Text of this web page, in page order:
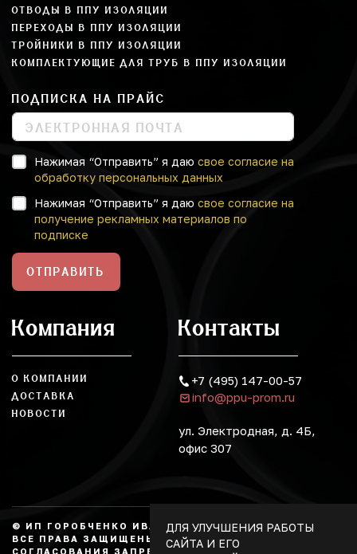
ОТВОДЫ В ППУ ИЗОЛЯЦИИ
ПЕРЕХОДЫ В ППУ ИЗОЛЯЦИИ
ТРОЙНИКИ В ППУ ИЗОЛЯЦИИ
КОМПЛЕКТУЮЩИЕ ДЛЯ ТРУБ В ППУ ИЗОЛЯЦИИ
ПОДПИСКА НА ПРАЙС
Нажимая “Отправить” я даю свое согласие на
обработку персональных данных
Нажимая “Отправить” я даю свое согласие на
получение рекламных материалов по
подписке
ОТПРАВИТЬ
Компания
О КОМПАНИИ
ДОСТАВКА
НОВОСТИ
Контакты
+7 (495) 147-00-57
info@ppu-prom.ru
ул. Электродная, д. 4Б,
офис 307
© ИП ГОРОБЧЕНКО ИВАН АЛЕКСАНДРОВИЧ, 2026.
ВСЕ ПРАВА ЗАЩИЩЕНЫ, КОПИРОВАНИЕ БЕЗ
СОГЛАСОВАНИЯ ЗАПРЕЩЕНО. НЕ ЯВЛЯЕТСЯ
ДЛЯ УЛУЧШЕНИЯ РАБОТЫ
САЙТА И ЕГО